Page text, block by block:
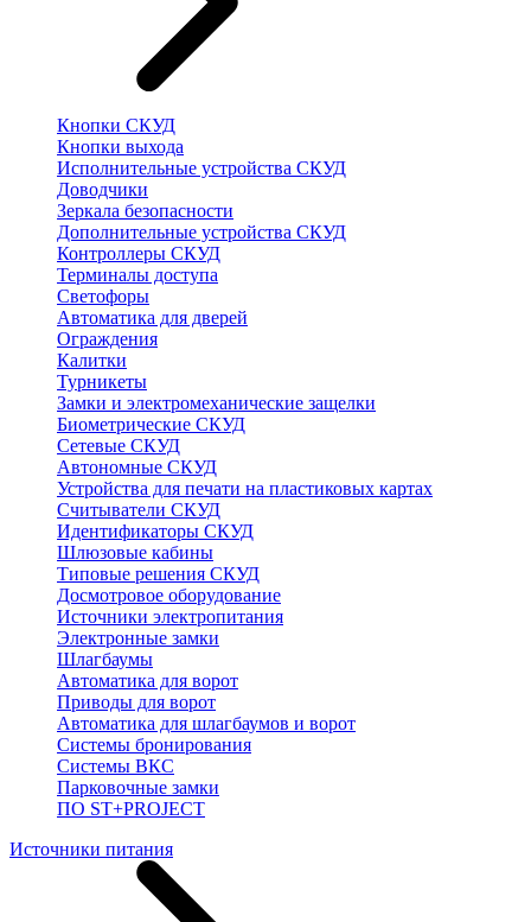
Кнопки СКУД
Кнопки выхода
Исполнительные устройства СКУД
Доводчики
Зеркала безопасности
Дополнительные устройства СКУД
Контроллеры СКУД
Терминалы доступа
Светофоры
Автоматика для дверей
Ограждения
Калитки
Турникеты
Замки и электромеханические защелки
Биометрические СКУД
Сетевые СКУД
Автономные СКУД
Устройства для печати на пластиковых картах
Считыватели СКУД
Идентификаторы СКУД
Шлюзовые кабины
Типовые решения СКУД
Досмотровое оборудование
Источники электропитания
Электронные замки
Шлагбаумы
Автоматика для ворот
Приводы для ворот
Автоматика для шлагбаумов и ворот
Системы бронирования
Системы ВКС
Парковочные замки
ПО ST+PROJECT
Источники питания